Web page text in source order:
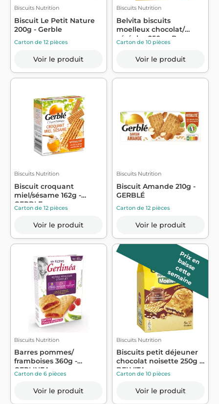
Biscuits Nutrition
Biscuit Le Petit Nature
200g - Gerble
Carton de 12 pièces
Voir le produit
Biscuits Nutrition
Belvita biscuits
moelleux chocolat/
céréales 250g - B...
Carton de 10 pièces
Voir le produit
Biscuits Nutrition
Biscuit croquant
miel/sésame 162g -
GERBLE
Carton de 12 pièces
Voir le produit
Biscuits Nutrition
Biscuit Amande 210g -
GERBLÉ
Carton de 12 pièces
Voir le produit
Biscuits Nutrition
Barres pommes/
framboises 360g -
GERLINEA
Carton de 6 pièces
Voir le produit
P
r
ix
e
n b
a
is
s
e
c
e
t
t
e
s
e
m
a
in
e
Biscuits Nutrition
Biscuits petit déjeuner
chocolat noisette 250g -
BELVITA
Carton de 10 pièces
Voir le produit